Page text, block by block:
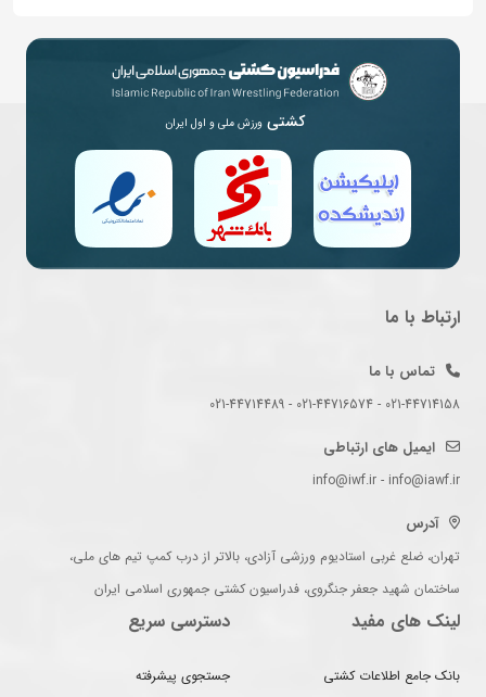
کشتی ورزش ملی و اول ایران
ارتباط با ما
تماس با ما
021-44714158 - 021-44716574 - 021-44714489
ایمیل های ارتباطی
info@iwf.ir - info@iawf.ir
آدرس
تهران، ضلع غربی استادیوم ورزشی آزادی، بالاتر از درب کمپ تیم های ملی،
ساختمان شهید جعفر جنگروی، فدراسیون کشتی جمهوری اسلامی ایران
لینک های مفید
بانک جامع اطلاعات کشتی
دسترسی سریع
جستجوی پیشرفته